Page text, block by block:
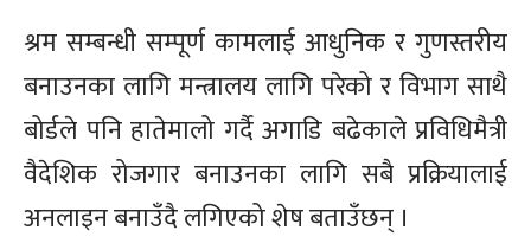
श्रम सम्बन्धी सम्पूर्ण कामलाई आधुनिक र गुणस्तरीय
बनाउनका लागि मन्त्रालय लागि परेको र विभाग साथै
बोर्डले पनि हातेमालो गर्दै अगाडि बढेकाले प्रविधिमैत्री
वैदेशिक रोजगार बनाउनका लागि सबै प्रक्रियालाई
अनलाइन बनाउँदै लगिएको शेष बताउँछन् ।